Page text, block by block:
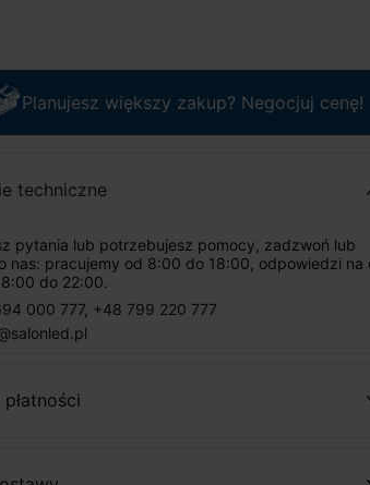
Planujesz większy zakup? Negocjuj cenę!
techniczne
pytania lub potrzebujesz pomocy, zadzwoń lub
nas: pracujemy od 8:00 do 18:00, odpowiedzi na
do 22:00.
000 777, +48 799 220 777